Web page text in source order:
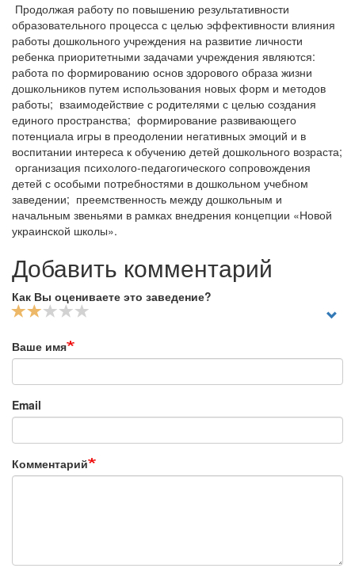
Продолжая работу по повышению результативности
образовательного процесса с целью эффективности влияния
работы дошкольного учреждения на развитие личности
ребенка приоритетными задачами учреждения являются:
работа по формированию основ здорового образа жизни
дошкольников путем использования новых форм и методов
работы; взаимодействие с родителями с целью создания
единого пространства; формирование развивающего
потенциала игры в преодолении негативных эмоций и в
воспитании интереса к обучению детей дошкольного возраста;
организация психолого-педагогического сопровождения
детей с особыми потребностями в дошкольном учебном
заведении; преемственность между дошкольным и
начальным звеньями в рамках внедрения концепции «Новой
украинской школы».
Добавить комментарий
Как Вы оцениваете это заведение?
Ваше имя
Email
Комментарий